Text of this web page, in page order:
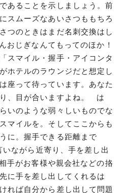
あることを示しましょう。前
スムーズなあいさつももちろ
つのときはまだ名刺交換はし
おじぎなんてもってのほか！
スマイル・握手・アイコンタ
ホテルのラウンジだと想定し
座って待っています。あなた
、目が合いますよね。 は
いのような弱々しいものでな
マイルを。そしてここからも
に。握手できる距離まで
いながら近寄り、手を差し出
手がお客様や親会社などの挌
に手を差し出してくれるは
れば自分から差し出して問題